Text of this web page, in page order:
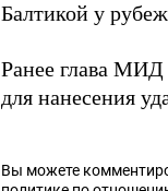
Балтикой у
Ранее глава МИД
для нанесения
Вы можете